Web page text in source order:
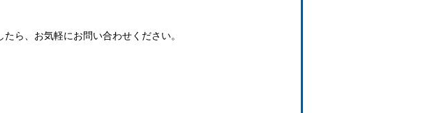
ら、お気軽にお問い合わせください。